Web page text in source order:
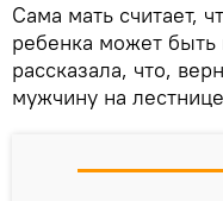
Сама мать считает,
ребенка может
рассказала, что,
мужчину на